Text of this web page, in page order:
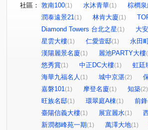
社區： 敦南100(1) 水沐青華(1) 棕櫚
潤泰遠景21(1) 林肯大廈(1)
Diamond Towers 台北之星(1) 大
星雲大樓(1) 仁愛壹邸(1) 永田
漢陽麗景名廈(1) 麗池PARTY大樓
悠秀賞(1) 中正DC大樓(1) 虹廷
海華九福名人 (1) 城中京湛(2)
嘉磐101(1) 摩登名廈(1) 知築(2)
旺族名邸(1) 環翠庭A棟(1) 前鋒
臺陽信義大樓(1) 展宜麗水(1)
新潤都峰苑一期(1) 萬澤大地(1)